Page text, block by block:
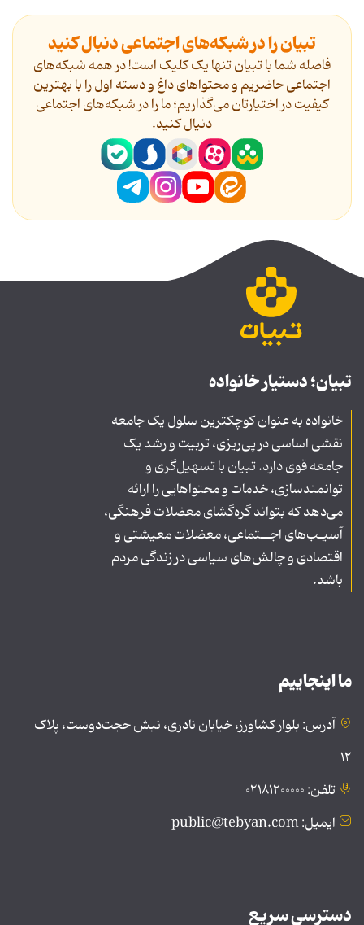
تبیان را در شبکه‌های اجتماعی دنبال کنید
فاصله شما با تبیان تنها یک کلیک است! در همه شبکه‌های
اجتماعی حاضریم و محتواهای داغ و دسته اول را با بهترین
کیفیت در اختیارتان می‌گذاریم؛ ما را در شبکه‌های اجتماعی
دنیال کنید.
تبیان؛ دستیار خانواده
خانواده به عنوان کوچکترین سلول یک جامعه
نقشی اساسی در پی‌ریزی، تربیت و رشد یک
جامعه قوی دارد. تبیان با تسهیل‌گری و
توانمندسازی، خدمات و محتواهایی را ارائه
می‌دهد که بتواند گره‌گشای معضلات فرهنگی،
آسیـب‌های اجــتماعی، معضلات معیشتی و
اقتصادی و چالش‌های سیاسی در زندگی مردم
باشد.
ما اینجاییم
آدرس: بلوار کشاورز، خیابان نادری، نبش حجت‌دوست، پلاک
۱۲
تلفن: ۰۲۱۸۱۲۰۰۰۰۰
ایمیل: public@tebyan.com
دسترسی سریع